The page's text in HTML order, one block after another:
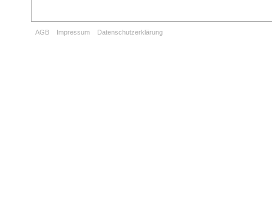
AGB Impressum Datenschutzerklärung